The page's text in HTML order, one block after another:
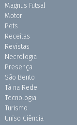
Magnus Futsal
Motor
Pets
Receitas
Revistas
Necrologia
Presença
São Bento
Tá na Rede
Tecnologia
Turismo
Uniso Ciência